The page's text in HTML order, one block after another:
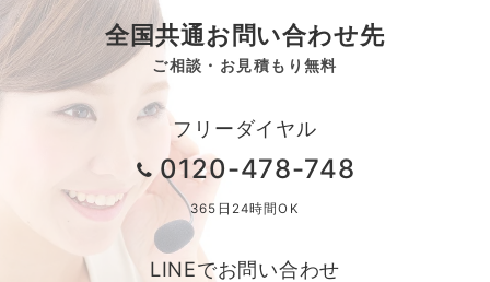
全国共通お問い合わせ先
ご相談・お見積もり無料
フリーダイヤル
0120-478-748
365日24時間OK
LINEでお問い合わせ